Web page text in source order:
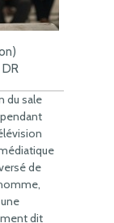
du sale
de
dit